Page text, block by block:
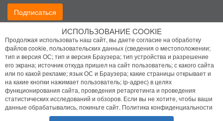
Подписаться
Присоединиться:
Политика конфиденциальности
Помощь
ИСПОЛЬЗОВАНИЕ COOKIE
Продолжая использовать наш сайт, вы даете согласие на обработку
файлов cookie, пользовательских данных (сведения о местоположении;
тип и версия ОС; тип и версия Браузера; тип устройства и разрешение
его экрана; источник откуда пришел на сайт пользователь; с какого сайта
или по какой рекламе; язык ОС и Браузера; какие страницы открывает и
на какие кнопки нажимает пользователь; ip-адрес) в целях
функционирования сайта, проведения ретаргетинга и проведения
статистических исследований и обзоров. Если вы не хотите, чтобы ваши
данные обрабатывались, покиньте сайт. Политика конфиденциальности